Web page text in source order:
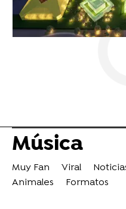
Música
Muy Fan Viral
Animales
Formatos